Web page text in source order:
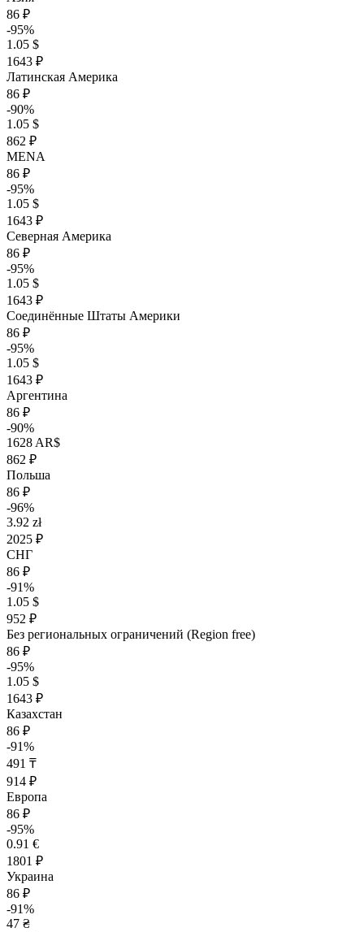
86 ₽
-95%
1.05 $
1643 ₽
Латинская Америка
86 ₽
-90%
1.05 $
862 ₽
MENA
86 ₽
-95%
1.05 $
1643 ₽
Северная Америка
86 ₽
-95%
1.05 $
1643 ₽
Соединённые Штаты Америки
86 ₽
-95%
1.05 $
1643 ₽
Аргентина
86 ₽
-90%
1628 AR$
862 ₽
Польша
86 ₽
-96%
3.92 zł
2025 ₽
СНГ
86 ₽
-91%
1.05 $
952 ₽
Без региональных ограничений (Region free)
86 ₽
-95%
1.05 $
1643 ₽
Казахстан
86 ₽
-91%
491 ₸
914 ₽
Европа
86 ₽
-95%
0.91 €
1801 ₽
Украина
86 ₽
-91%
47 ₴